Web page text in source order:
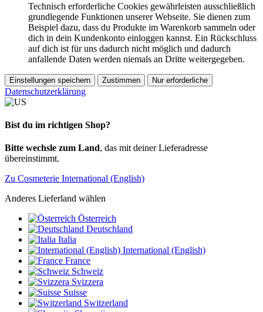
Technisch erforderliche Cookies gewährleisten ausschließlich
grundlegende Funktionen unserer Webseite. Sie dienen zum
Beispiel dazu, dass du Produkte im Warenkorb sammeln oder
dich in dein Kundenkonto einloggen kannst. Ein Rückschluss
auf dich ist für uns dadurch nicht möglich und dadurch
anfallende Daten werden niemals an Dritte weitergegeben.
Einstellungen speichern Zustimmen Nur erforderliche
Datenschutzerklärung
Bist du im richtigen Shop?
Bitte wechsle zum Land, das mit deiner Lieferadresse
übereinstimmt.
Zu Cosmeterie International (English)
Anderes Lieferland wählen
Österreich
Deutschland
Italia
International (English)
France
Schweiz
Svizzera
Suisse
Switzerland